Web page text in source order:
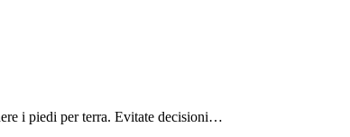
i piedi per terra. Evitate decisioni…